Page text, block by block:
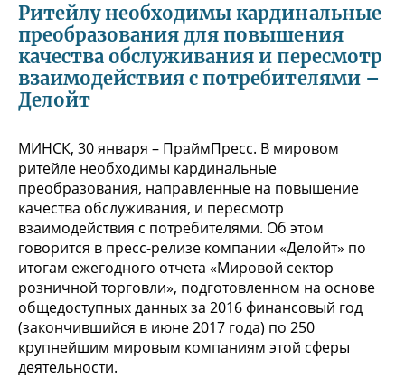
Ритейлу необходимы кардинальные
преобразования для повышения
качества обслуживания и пересмотр
взаимодействия с потребителями –
Делойт
МИНСК, 30 января – ПраймПресс. В мировом
ритейле необходимы кардинальные
преобразования, направленные на повышение
качества обслуживания, и пересмотр
взаимодействия с потребителями. Об этом
говорится в пресс-релизе компании «Делойт» по
итогам ежегодного отчета «Мировой сектор
розничной торговли», подготовленном на основе
общедоступных данных за 2016 финансовый год
(закончившийся в июне 2017 года) по 250
крупнейшим мировым компаниям этой сферы
деятельности.